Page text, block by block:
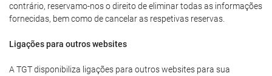
contrário, reservamo-nos o direito de eliminar todas as informações
fornecidas, bem como de cancelar as respetivas reservas.
Ligações para outros websites
A TGT disponibiliza ligações para outros websites para sua